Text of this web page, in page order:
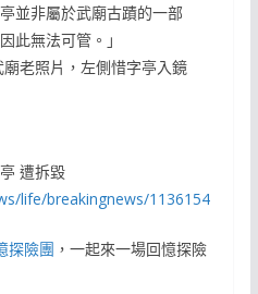
並非屬於武廟古蹟的一部
此無法可管。」
老照片，左側惜字亭入鏡
遭拆毀
life/breakingnews/1136154
探險團 ，一起來一場回憶探險